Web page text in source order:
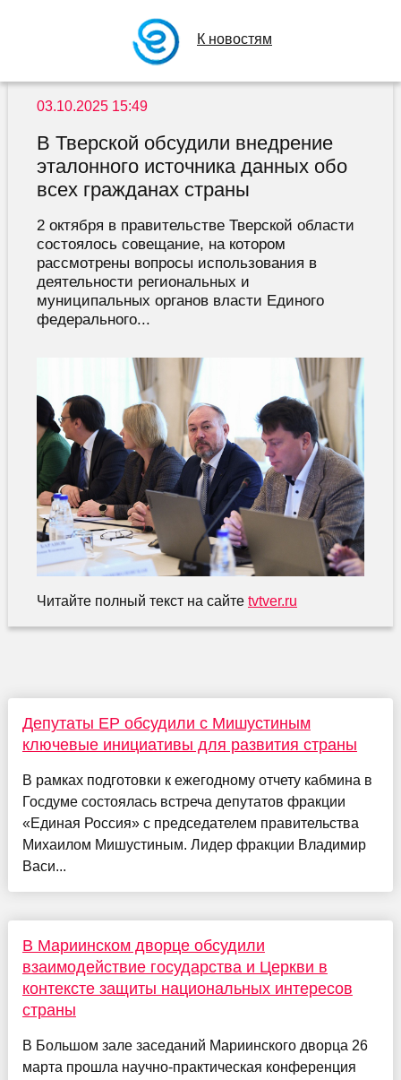
К новостям
03.10.2025 15:49
В Тверской обсудили внедрение
эталонного источника данных обо
всех гражданах страны
2 октября в правительстве Тверской области
состоялось совещание, на котором
рассмотрены вопросы использования в
деятельности региональных и
муниципальных органов власти Единого
федерального...
Читайте полный текст на сайте tvtver.ru
Депутаты ЕР обсудили с Мишустиным
ключевые инициативы для развития страны
В рамках подготовки к ежегодному отчету кабмина в
Госдуме состоялась встреча депутатов фракции
«Единая Россия» с председателем правительства
Михаилом Мишустиным. Лидер фракции Владимир
Васи...
В Мариинском дворце обсудили
взаимодействие государства и Церкви в
контексте защиты национальных интересов
страны
В Большом зале заседаний Мариинского дворца 26
марта прошла научно-практическая конференция